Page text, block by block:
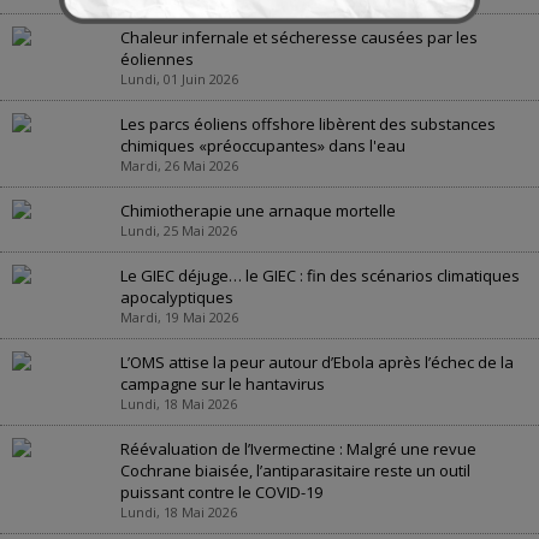
Chaleur infernale et sécheresse causées par les
éoliennes
Lundi, 01 Juin 2026
Les parcs éoliens offshore libèrent des substances
chimiques «préoccupantes» dans l'eau
Mardi, 26 Mai 2026
Chimiotherapie une arnaque mortelle
Lundi, 25 Mai 2026
Le GIEC déjuge… le GIEC : fin des scénarios climatiques
apocalyptiques
Mardi, 19 Mai 2026
L’OMS attise la peur autour d’Ebola après l’échec de la
campagne sur le hantavirus
Lundi, 18 Mai 2026
Réévaluation de l’Ivermectine : Malgré une revue
Cochrane biaisée, l’antiparasitaire reste un outil
puissant contre le COVID-19
Lundi, 18 Mai 2026